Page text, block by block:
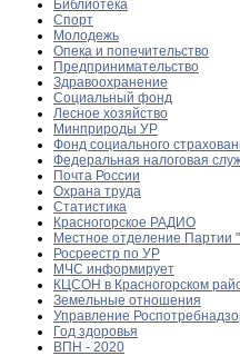
Библиотека
Спорт
Молодежь
Опека и попечительство
Предпринимательство
Здравоохранение
Социальный фонд
Лесное хозяйство
Минприроды УР
Фонд социального
Федеральная налоговая
Почта России
Охрана труда
Статистика
Красногорское РАДИО
Местное отделение Партии
Росреестр по УР
МЧС информирует
КЦСОН в Красногорском
Земельные отношения
Управление
Год здоровья
ВПН - 2020